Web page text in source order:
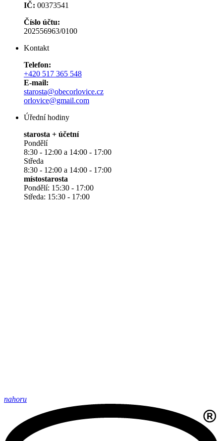
IČ: 00373541
Číslo účtu:
202556963/0100
Kontakt
Telefon:
+420 517 365 548
E-mail:
starosta@obecorlovice.cz
orlovice@gmail.com
Úřední hodiny
starosta + účetní
Pondělí
8:30 - 12:00 a 14:00 - 17:00
Středa
8:30 - 12:00 a 14:00 - 17:00
místostarosta
Pondělí: 15:30 - 17:00
Středa: 15:30 - 17:00
nahoru